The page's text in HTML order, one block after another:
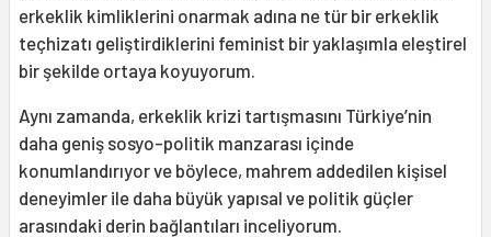
erkeklik kimliklerini onarmak adına ne tür bir erkeklik
teçhizatı geliştirdiklerini feminist bir yaklaşımla eleştirel
bir şekilde ortaya koyuyorum.
Aynı zamanda, erkeklik krizi tartışmasını Türkiye’nin
daha geniş sosyo-politik manzarası içinde
konumlandırıyor ve böylece, mahrem addedilen kişisel
deneyimler ile daha büyük yapısal ve politik güçler
arasındaki derin bağlantıları inceliyorum.